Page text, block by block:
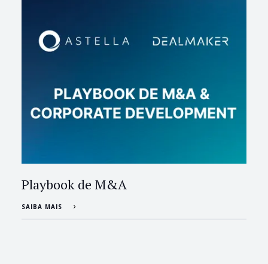
Playbook de M&A
SAIBA MAIS